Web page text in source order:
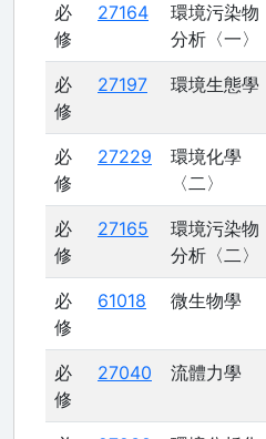
必
修
27164
環境污染物
分析〈一〉
必
修
27197 環境生態學
必
修
27229
環境化學
〈二〉
必
修
27165
環境污染物
分析〈二〉
必
修
61018 微生物學
必
修
27040 流體力學